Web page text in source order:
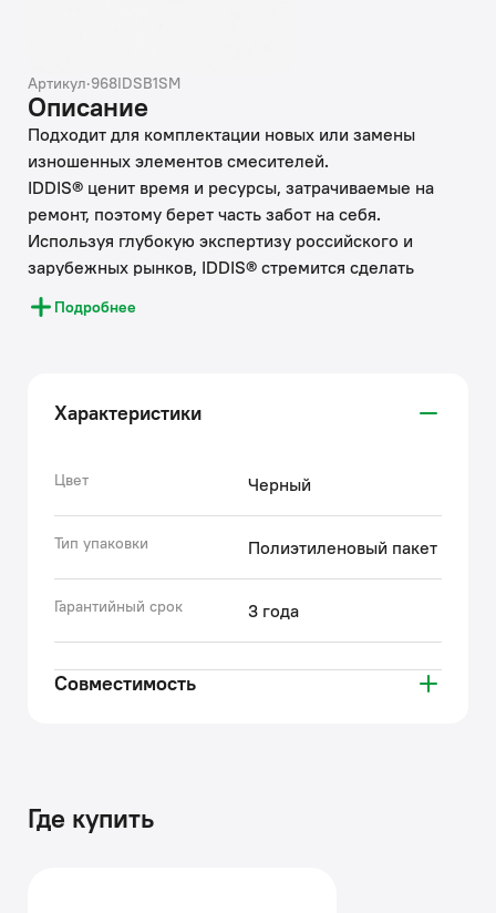
Артикул·968IDSB1SM
Описание
Подходит для комплектации новых или замены
изношенных элементов смесителей.
IDDIS® ценит время и ресурсы, затрачиваемые на
ремонт, поэтому берет часть забот на себя.
Используя глубокую экспертизу российского и
зарубежных рынков, IDDIS® стремится сделать
каждый клиентский опыт положительным.
Накопленные экспертные знания помогают бренду
эксплуатации. Все запчасти к смесителям IDDIS®
проходят многоступенчатый контроль качества,
существующих стандартов.
года.
(с) Авторский текст, октябрь, 2022
Подробнее
Характеристики
Цвет Черный
Тип упаковки Полиэтиленовый пакет
Гарантийный срок 3 года
Совместимость
Где купить